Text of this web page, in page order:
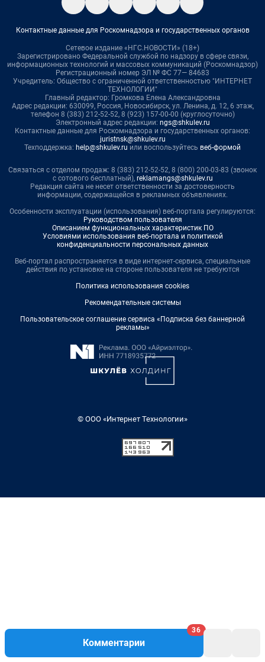
Комментарии
36
Контактные данные для Роскомнадзора и государственных органов
Сетевое издание «НГС.НОВОСТИ» (18+)
Зарегистрировано Федеральной службой по надзору в сфере связи,
информационных технологий и массовых коммуникаций (Роскомнадзор)
Регистрационный номер ЭЛ № ФС 77— 84683
Учредитель: Общество с ограниченной ответственностью "ИНТЕРНЕТ
ТЕХНОЛОГИИ"
Главный редактор: Громкова Елена Александровна
Адрес редакции: 630099, Россия, Новосибирск, ул. Ленина, д. 12, 6 этаж,
телефон 8 (383) 212-52-52, 8 (923) 157-00-00 (круглосуточно)
Электронный адрес редакции: ngs@shkulev.ru
Контактные данные для Роскомнадзора и государственных органов:
juristnsk@shkulev.ru
Техподдержка: help@shkulev.ru или воспользуйтесь веб-формой
Связаться с отделом продаж: 8 (383) 212-52-52, 8 (800) 200-03-83 (звонок
с сотового бесплатный), reklamangs@shkulev.ru
Редакция сайта не несет ответственности за достоверность
информации, содержащейся в рекламных объявлениях.
Особенности эксплуатации (использования) веб-портала регулируются:
Руководством пользователя
Описанием функциональных характеристик ПО
Условиями использования веб-портала и политикой
конфиденциальности персональных данных
Веб-портал распространяется в виде интернет-сервиса, специальные
действия по установке на стороне пользователя не требуются
Политика использования cookies
Рекомендательные системы
Пользовательское соглашение сервиса «Подписка без баннерной
рекламы»
© ООО «Интернет Технологии»